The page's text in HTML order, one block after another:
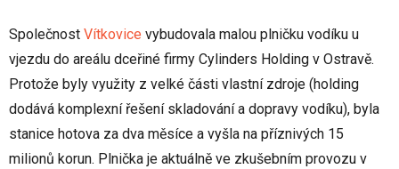
Společnost Vítkovice vybudovala malou plničku vodíku u
vjezdu do areálu dceřiné firmy Cylinders Holding v Ostravě.
Protože byly využity z velké části vlastní zdroje (holding
dodává komplexní řešení skladování a dopravy vodíku), byla
stanice hotova za dva měsíce a vyšla na příznivých 15
milionů korun. Plnička je aktuálně ve zkušebním provozu v